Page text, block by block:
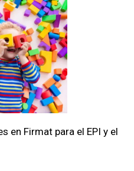
en Firmat para el EPI y el